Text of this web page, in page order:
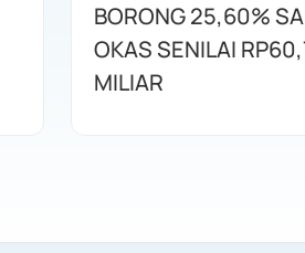
BORONG 25,60%
OKAS SENILAI
MILIAR